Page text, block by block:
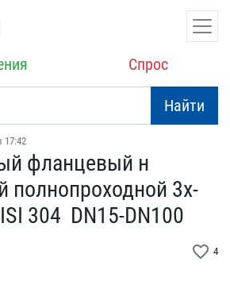
Спрос
Найти
17:42
фланцевый н​
3х-
304 ​ DN15-DN100
favorite_border 4